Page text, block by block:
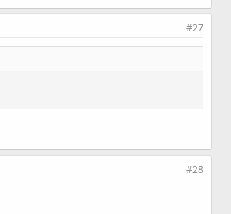
#27
#28